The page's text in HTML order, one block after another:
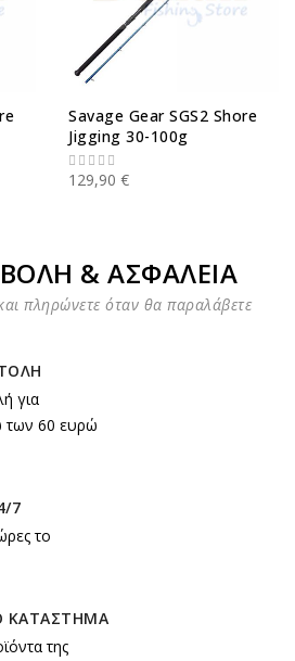
Savage Gear SGS2 Shore
Jigging 30-100g
129,90 €
& ΑΣΦΑΛΕΙΑ
πληρώνετε όταν θα παραλάβετε
για
των 60 ευρώ
7
το
ΚΑΤΑΣΤΗΜΑ
της